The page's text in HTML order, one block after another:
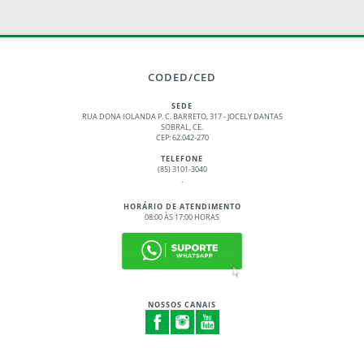
CODED/CED
SEDE
RUA DONA IOLANDA P. C. BARRETO, 317 - JOCELY DANTAS
SOBRAL, CE.
CEP: 62.042-270
TELEFONE
(85) 3101-3040
.
HORÁRIO DE ATENDIMENTO
08:00 ÀS 17:00 HORAS
NOSSOS CANAIS